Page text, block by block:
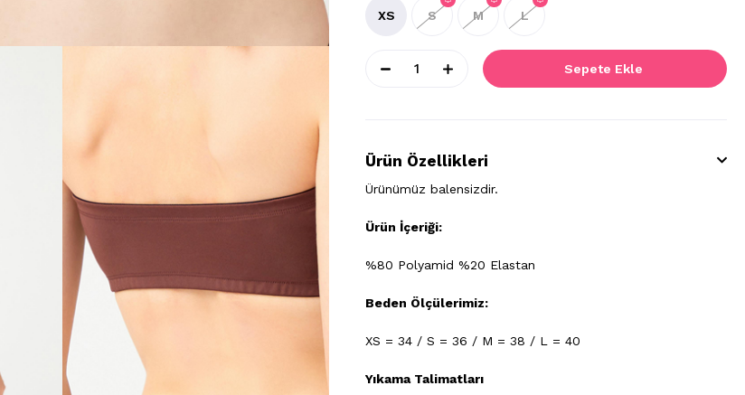
XS S M L
Ürün Özellikleri
Ürünümüz balensizdir.
Ürün İçeriği:
%80 Polyamid %20 Elastan
Beden Ölçülerimiz:
XS = 34 / S = 36 / M = 38 / L = 40
Yıkama Talimatları